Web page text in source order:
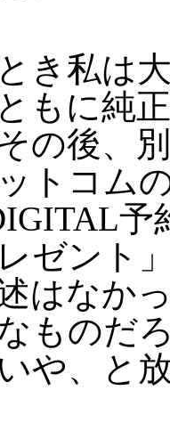
き私は
もに純
の後、
トコム
ゼント
はなか
ものだ
や、と